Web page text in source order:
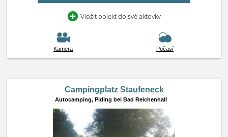
Vložit objekt do své aktovky
Kamera Počasí
Campingplatz Staufeneck
Autocamping, Piding bei Bad Reichenhall